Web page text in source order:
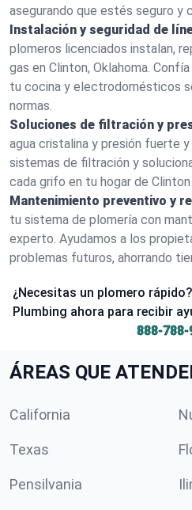
asegurando que estés seguro y
Instalación y seguridad de
plomeros licenciados instalan,
gas en Clinton, Oklahoma.
tu cocina y electrodomésticos
normas.
Soluciones de filtración y
agua cristalina y presión fuerte
sistemas de filtración y
cada grifo en tu hogar de
Mantenimiento preventivo y
tu sistema de plomería con
experto. Ayudamos a los
problemas futuros, ahorrando
¿Necesitas un plomero
Plumbing ahora para recibir
888-788-
ÁREAS QUE
California
Texas
Pensilvania